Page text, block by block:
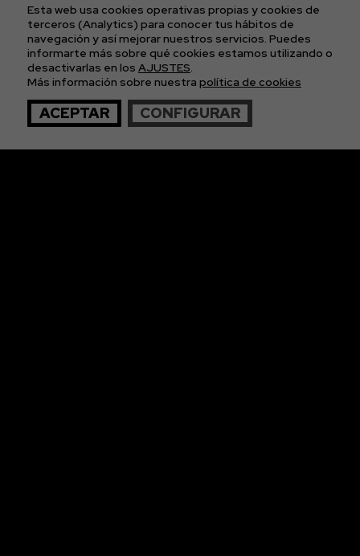
POLÍTICA DE PRIVACIDAD
CONDICIONES GENERALES DE LAS ENTRADAS
APÚNTATE A
NUESTRA NEWS
© 2026 The Imagos. Todos los derechos reservados
Esta web usa cookies operativas propias y cookies de
terceros (Analytics) para conocer tus hábitos de
navegación y así mejorar nuestros servicios. Puedes
informarte más sobre qué cookies estamos utilizando o
desactivarlas en los AJUSTES.
Más información sobre nuestra política de cookies
ACEPTAR CONFIGURAR